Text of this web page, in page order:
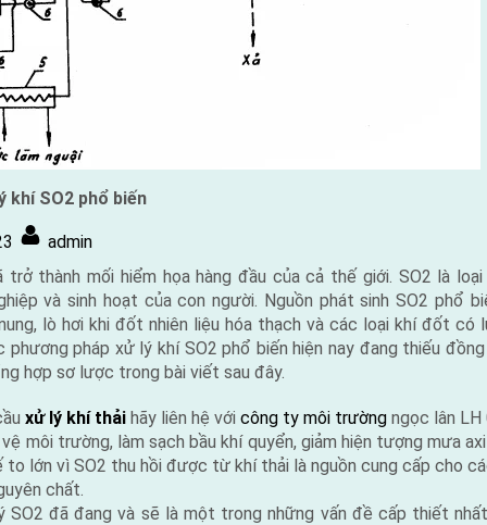
khí SO2 phổ biến
By
admin
trở thành mối hiểm họa hàng đầu của cả thế giới. SO2 là
và sinh hoạt của con người. Nguồn phát sinh SO2 phổ
lò hơi khi đốt nhiên liệu hóa thạch và các loại khí đốt có
phương pháp xử lý khí SO2 phổ biến hiện nay đang thiếu
hợp sơ lược trong bài viết sau đây.
xử lý khí thảihãy liên hệ với công ty môi trườngngọc lân LH
môi trường, làm sạch bầu khí quyển, giảm hiện tượng mưa
to lớn vì SO2 thu hồi được từ khí thải là nguồn cung cấp cho
chất.
SO2 đã đang và sẽ là một trong những vấn đề cấp thiết